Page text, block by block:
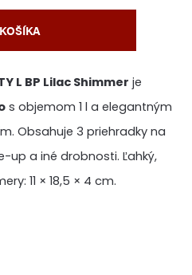
L BP Lilac Shimmer je
s objemom 1 l a elegantným
Obsahuje 3 priehradky na
up a iné drobnosti. Ľahký,
11 × 18,5 × 4 cm.